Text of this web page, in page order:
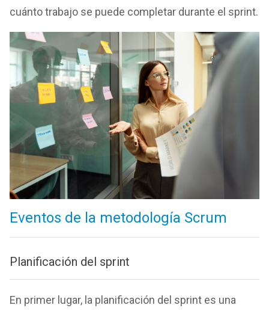
cuánto trabajo se puede completar durante el sprint.
Eventos de la metodología Scrum
Planificación del sprint
En primer lugar, la planificación del sprint es una